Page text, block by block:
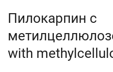
Пилокарпин с
with